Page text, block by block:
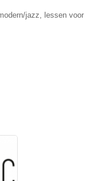
jazz, lessen voor